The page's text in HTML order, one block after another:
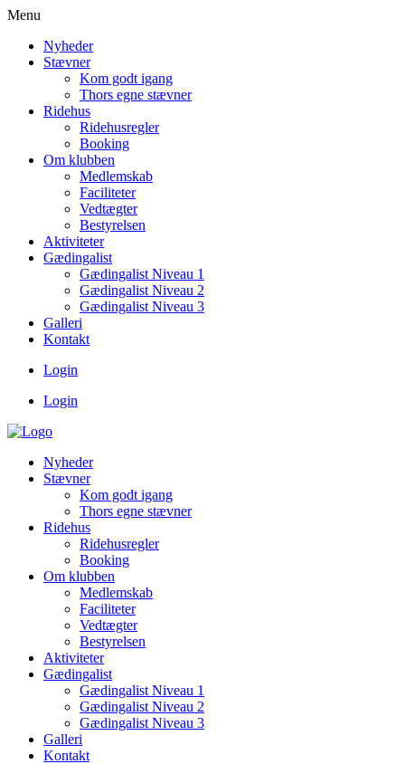
Menu
Nyheder
Stævner
Kom godt igang
Thors egne stævner
Ridehus
Ridehusregler
Booking
Om klubben
Medlemskab
Faciliteter
Vedtægter
Bestyrelsen
Aktiviteter
Gædingalist
Gædingalist Niveau 1
Gædingalist Niveau 2
Gædingalist Niveau 3
Galleri
Kontakt
Login
Login
Nyheder
Stævner
Kom godt igang
Thors egne stævner
Ridehus
Ridehusregler
Booking
Om klubben
Medlemskab
Faciliteter
Vedtægter
Bestyrelsen
Aktiviteter
Gædingalist
Gædingalist Niveau 1
Gædingalist Niveau 2
Gædingalist Niveau 3
Galleri
Kontakt